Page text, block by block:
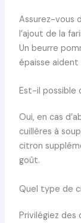
Assurez-vous
l’ajout de la
Un beurre
épaisse aident
Est-il possible
Oui, en cas
cuillères à
citron
goût.
Quel type de
Privilégiez